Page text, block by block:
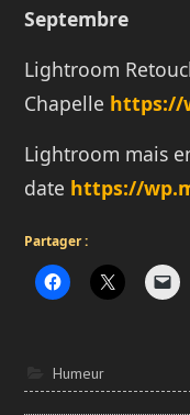
Septembre
Lightroom
Chapelle https://
Lightroom mais
date https://
Partager :
Humeur